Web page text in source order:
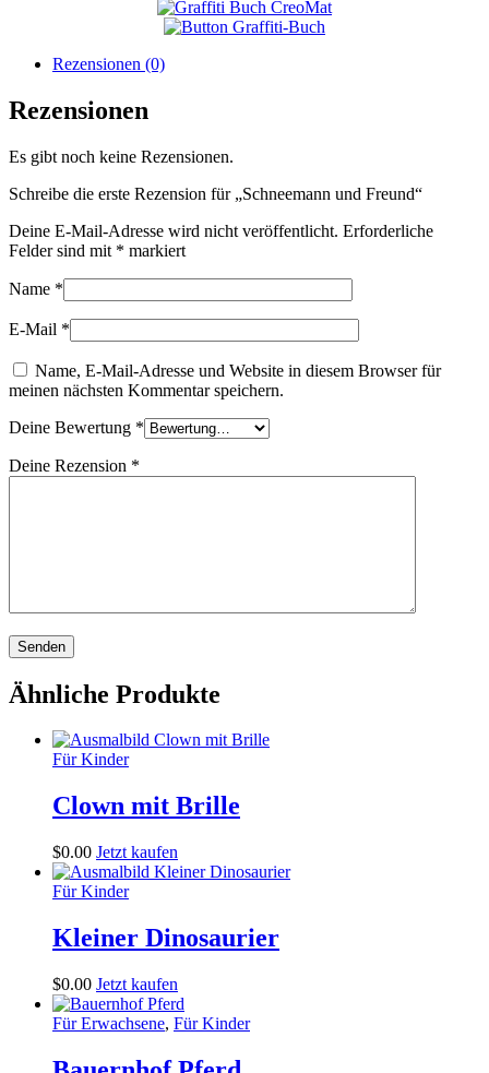
Rezensionen (0)
Rezensionen
Es gibt noch keine Rezensionen.
Schreibe die erste Rezension für „Schneemann und Freund“
Deine E-Mail-Adresse wird nicht veröffentlicht. Erforderliche
Felder sind mit * markiert
Name *
E-Mail *
Name, E-Mail-Adresse und Website in diesem Browser für
meinen nächsten Kommentar speichern.
Deine Bewertung *
Deine Rezension *
Ähnliche Produkte
Für Kinder
Clown mit Brille
$0.00 Jetzt kaufen
Für Kinder
Kleiner Dinosaurier
$0.00 Jetzt kaufen
Für Erwachsene, Für Kinder